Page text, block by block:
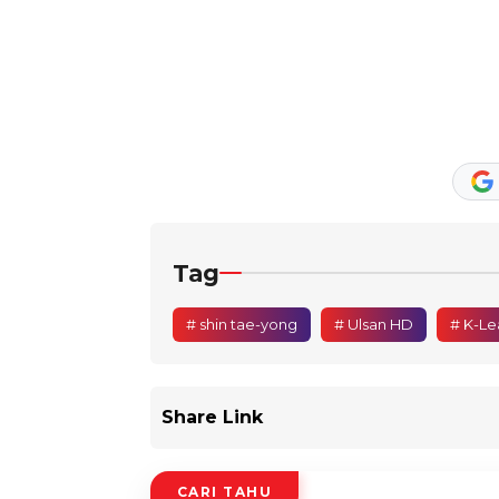
Tag
# shin tae-yong # Ulsan HD # K-
Share Link
CARI TAHU